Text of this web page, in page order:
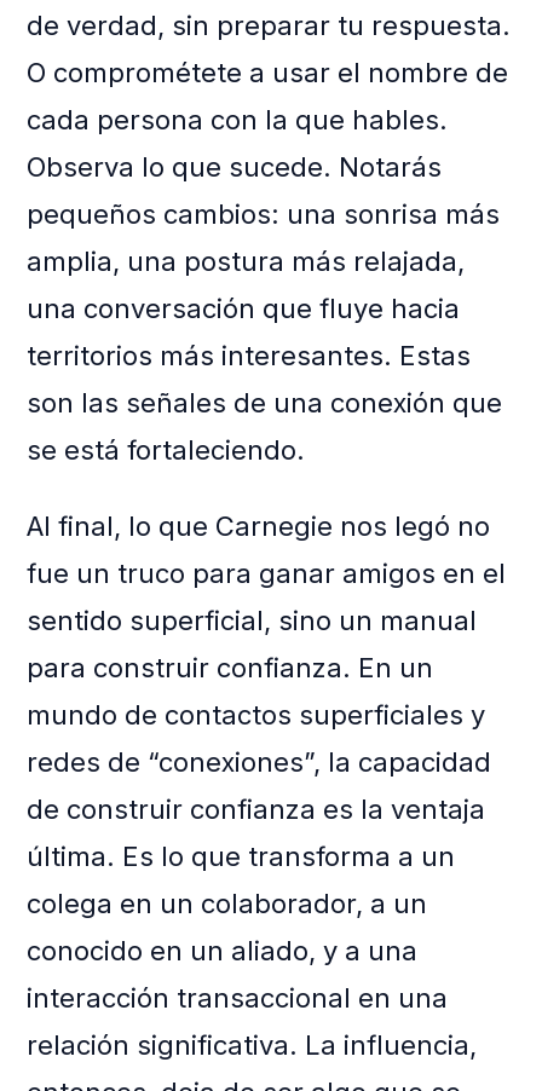
de verdad, sin preparar tu respuesta.
O comprométete a usar el nombre de
cada persona con la que hables.
Observa lo que sucede. Notarás
pequeños cambios: una sonrisa más
amplia, una postura más relajada,
una conversación que fluye hacia
territorios más interesantes. Estas
son las señales de una conexión que
se está fortaleciendo.
Al final, lo que Carnegie nos legó no
fue un truco para ganar amigos en el
sentido superficial, sino un manual
para construir confianza. En un
mundo de contactos superficiales y
redes de “conexiones”, la capacidad
de construir confianza es la ventaja
última. Es lo que transforma a un
colega en un colaborador, a un
conocido en un aliado, y a una
interacción transaccional en una
relación significativa. La influencia,